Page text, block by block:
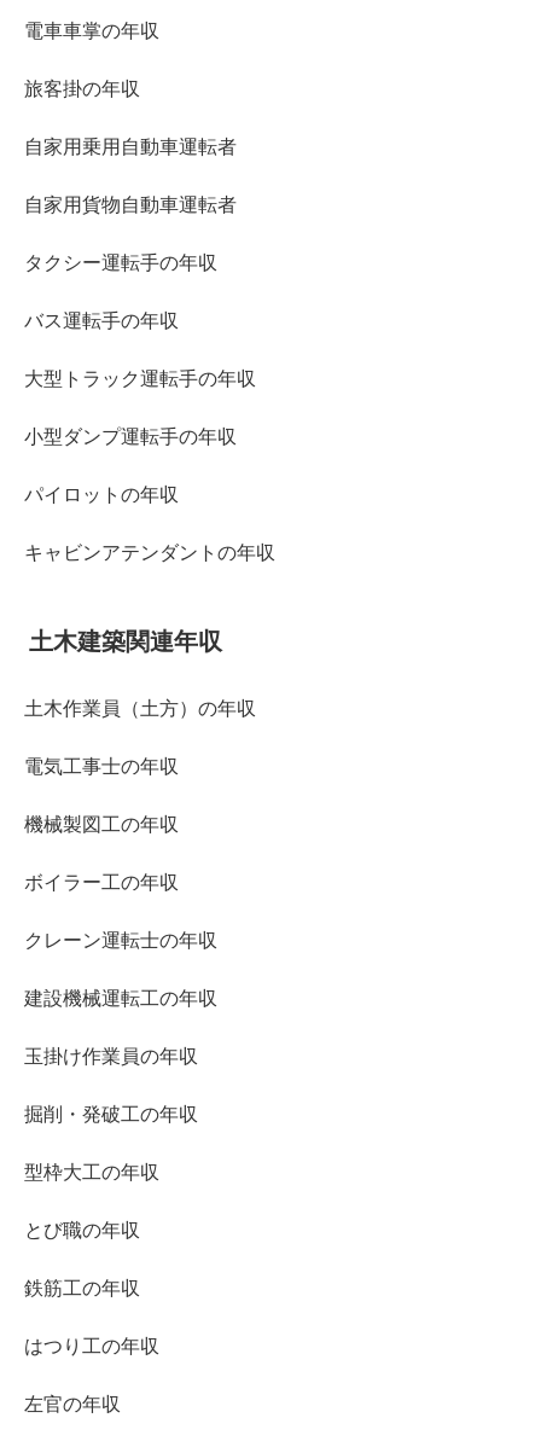
電車車掌の年収
旅客掛の年収
自家用乗用自動車運転者
自家用貨物自動車運転者
タクシー運転手の年収
バス運転手の年収
大型トラック運転手の年収
小型ダンプ運転手の年収
パイロットの年収
キャビンアテンダントの年収
土木建築関連年収
土木作業員（土方）の年収
電気工事士の年収
機械製図工の年収
ボイラー工の年収
クレーン運転士の年収
建設機械運転工の年収
玉掛け作業員の年収
掘削・発破工の年収
型枠大工の年収
とび職の年収
鉄筋工の年収
はつり工の年収
左官の年収